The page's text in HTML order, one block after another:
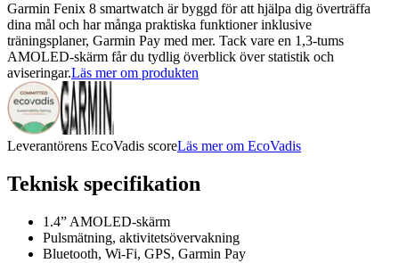
Garmin Fenix ​​8 smartwatch är byggd för att hjälpa dig överträffa
dina mål och har många praktiska funktioner inklusive
träningsplaner, Garmin Pay med mer. Tack vare en 1,3-tums
AMOLED-skärm får du tydlig överblick över statistik och
aviseringar.Läs mer om produkten
Leverantörens EcoVadis scoreLäs mer om EcoVadis
Teknisk specifikation
1.4” AMOLED-skärm
Pulsmätning, aktivitetsövervakning
Bluetooth, Wi-Fi, GPS, Garmin Pay